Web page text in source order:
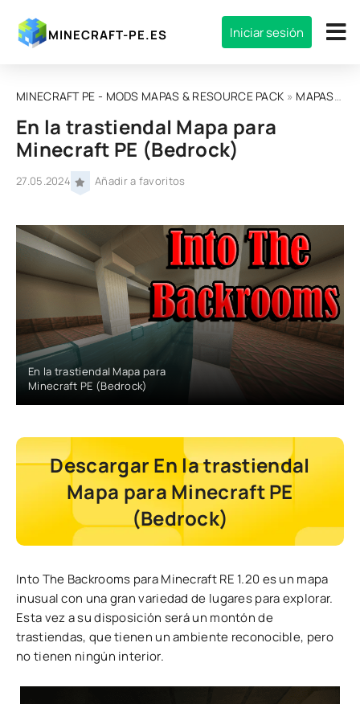
MINECRAFT-PE.ES Iniciar sesión
MINECRAFT PE - MODS MAPAS & RESOURCE PACK » MAPAS»
En la trastienda| Mapa para
Minecraft PE (Bedrock)
27.05.2024 Añadir a favoritos
En la trastienda| Mapa para
Minecraft PE (Bedrock)
Descargar En la trastienda|
Mapa para Minecraft PE
(Bedrock)
Into The Backrooms para Minecraft RE 1.20 es un mapa
inusual con una gran variedad de lugares para explorar.
Esta vez a su disposición será un montón de
trastiendas, que tienen un ambiente reconocible, pero
no tienen ningún interior.